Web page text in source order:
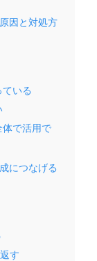
因と対処方
いる
体で活用で
につなげる
す